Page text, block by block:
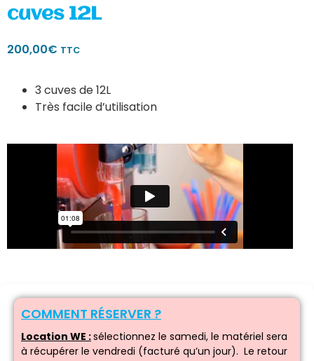
cuves 12L
200,00€ TTC
3 cuves de 12L
Très facile d’utilisation
COMMENT RÉSERVER ?
Location WE :sélectionnez le samedi, le matériel sera
à récupérer le vendredi (facturé qu’un jour). Le retour